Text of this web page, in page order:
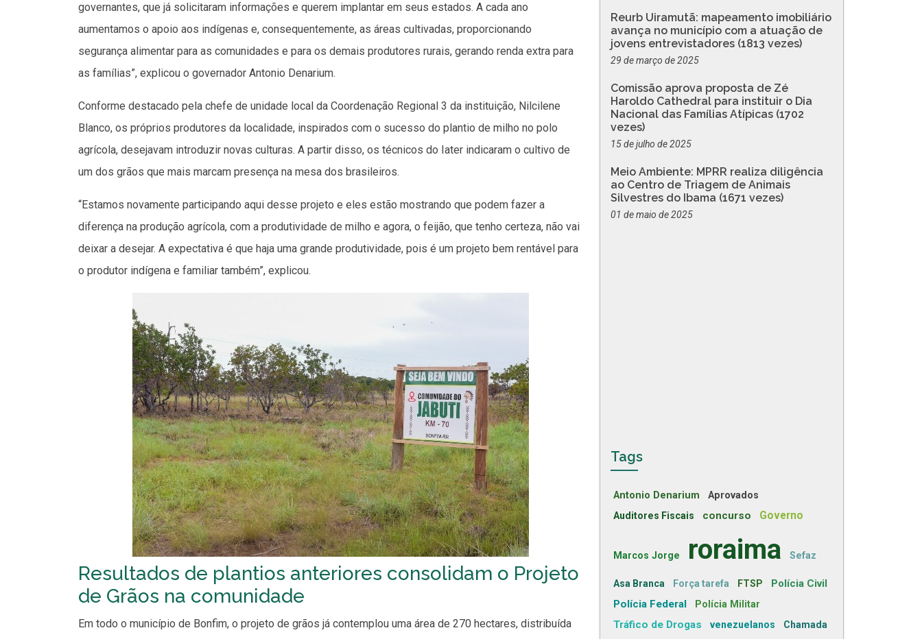
governantes, que já solicitaram informações e querem implantar em seus estados. A cada ano
aumentamos o apoio aos indígenas e, consequentemente, as áreas cultivadas, proporcionando
segurança alimentar para as comunidades e para os demais produtores rurais, gerando renda extra para
as famílias”, explicou o governador Antonio Denarium.
Conforme destacado pela chefe de unidade local da Coordenação Regional 3 da instituição, Nilcilene
Blanco, os próprios produtores da localidade, inspirados com o sucesso do plantio de milho no polo
agrícola, desejavam introduzir novas culturas. A partir disso, os técnicos do Iater indicaram o cultivo de
um dos grãos que mais marcam presença na mesa dos brasileiros.
“Estamos novamente participando aqui desse projeto e eles estão mostrando que podem fazer a
diferença na produção agrícola, com a produtividade de milho e agora, o feijão, que tenho certeza, não vai
deixar a desejar. A expectativa é que haja uma grande produtividade, pois é um projeto bem rentável para
o produtor indígena e familiar também”, explicou.
Resultados de plantios anteriores consolidam o Projeto
de Grãos na comunidade
Em todo o município de Bonfim, o projeto de grãos já contemplou uma área de 270 hectares, distribuída
Reurb Uiramutã: mapeamento imobiliário
avança no município com a atuação de
jovens entrevistadores (1813 vezes)
29 de março de 2025
Comissão aprova proposta de Zé
Haroldo Cathedral para instituir o Dia
Nacional das Famílias Atípicas (1702
vezes)
15 de julho de 2025
Meio Ambiente: MPRR realiza diligência
ao Centro de Triagem de Animais
Silvestres do Ibama (1671 vezes)
01 de maio de 2025
Tags
Antonio Denarium Aprovados
Auditores Fiscais concurso Governo
Marcos Jorge roraima Sefaz
Asa Branca Força tarefa FTSP
Polícia Civil
Polícia Federal
Polícia Militar
Tráfico de Drogas venezuelanos
Chamada